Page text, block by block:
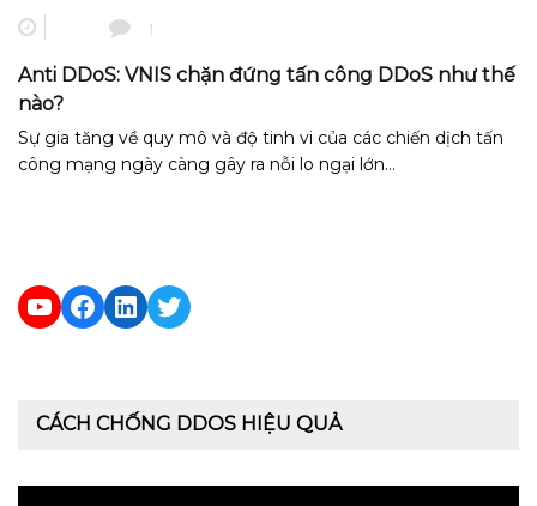
1
Anti DDoS: VNIS chặn đứng tấn công DDoS như thế
nào?
Sự gia tăng về quy mô và độ tinh vi của các chiến dịch tấn
công mạng ngày càng gây ra nỗi lo ngại lớn…
YouTube
Facebook
LinkedIn
Twitter
CÁCH CHỐNG DDOS HIỆU QUẢ